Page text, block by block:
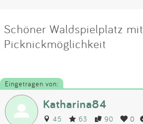
Schöner Waldspielplatz mit
Picknickmöglichkeit
Eingetragen von:
Katharina84
45 63 90 0